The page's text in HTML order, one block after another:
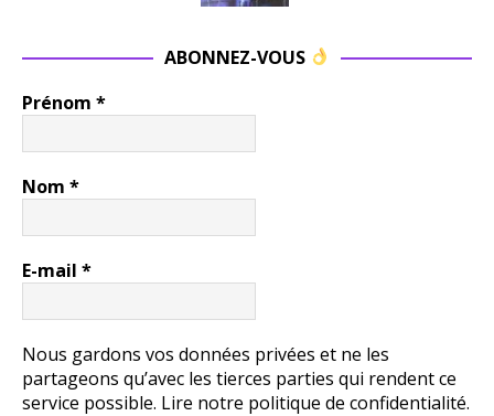
ABONNEZ-VOUS
Prénom *
Nom *
E-mail *
Nous gardons vos données privées et ne les
partageons qu’avec les tierces parties qui rendent ce
service possible. Lire notre politique de confidentialité.